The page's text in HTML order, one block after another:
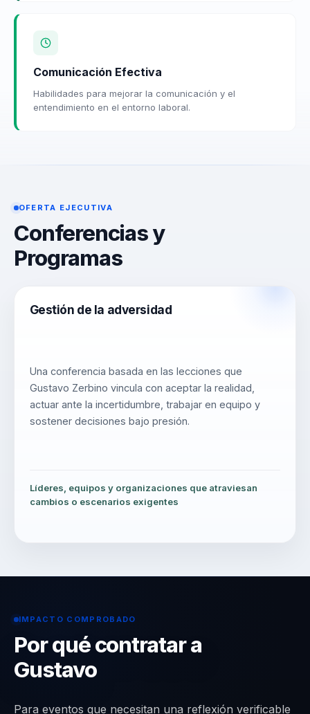
Comunicación Efectiva
Habilidades para mejorar la comunicación y el
entendimiento en el entorno laboral.
OFERTA EJECUTIVA
Conferencias y
Programas
Gestión de la adversidad
Una conferencia basada en las lecciones que
Gustavo Zerbino vincula con aceptar la realidad,
actuar ante la incertidumbre, trabajar en equipo y
sostener decisiones bajo presión.
Líderes, equipos y organizaciones que atraviesan
cambios o escenarios exigentes
IMPACTO COMPROBADO
Por qué contratar a
Gustavo
Para eventos que necesitan una reflexión verificable